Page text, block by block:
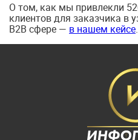
О том, как мы привлекли
клиентов для заказчика в
B2B сфере — в нашем кейсе.